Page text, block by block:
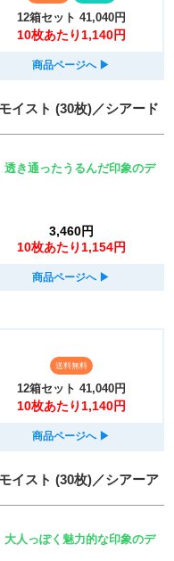
12箱セット 41,040円
10枚あたり1,140円
商品ページへ ▶︎
イスト (30枚)／シアード
き通ったうるんだ印象のデ
3,460円
10枚あたり1,154円
商品ページへ ▶︎
送料無料
12箱セット 41,040円
10枚あたり1,140円
商品ページへ ▶︎
イスト (30枚)／シアーア
人っぽく魅力的な印象のデ